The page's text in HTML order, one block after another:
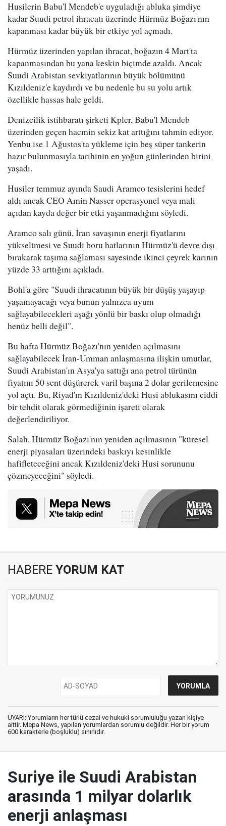
Husilerin Babu'l Mendeb'e uyguladığı abluka şimdiye
kadar Suudi petrol ihracatı üzerinde Hürmüz Boğazı'nın
kapanması kadar büyük bir etkiye yol açmadı.
Hürmüz üzerinden yapılan ihracat, boğazın 4 Mart'ta
kapanmasından bu yana keskin biçimde azaldı. Ancak
Suudi Arabistan sevkiyatlarının büyük bölümünü
Kızıldeniz'e kaydırdı ve bu nedenle bu su yolu artık
özellikle hassas hale geldi.
Denizcilik istihbaratı şirketi Kpler, Babu'l Mendeb
üzerinden geçen hacmin sekiz kat arttığını tahmin ediyor.
Yenbu ise 1 Ağustos'ta yükleme için beş süper tankerin
hazır bulunmasıyla tarihinin en yoğun günlerinden birini
yaşadı.
Husiler temmuz ayında Saudi Aramco tesislerini hedef
aldı ancak CEO Amin Nasser operasyonel veya mali
açıdan kayda değer bir etki yaşanmadığını söyledi.
Aramco salı günü, İran savaşının enerji fiyatlarını
yükseltmesi ve Suudi boru hatlarının Hürmüz'ü devre dışı
bırakarak taşıma sağlaması sayesinde ikinci çeyrek karının
yüzde 33 arttığını açıkladı.
Bohl'a göre "Suudi ihracatının büyük bir düşüş yaşayıp
yaşamayacağı veya bunun yalnızca uyum
sağlayabilecekleri aşağı yönlü bir baskı olup olmadığı
henüz belli değil".
Bu hafta Hürmüz Boğazı'nın yeniden açılmasını
sağlayabilecek İran-Umman anlaşmasına ilişkin umutlar,
Suudi Arabistan'ın Asya'ya sattığı ana petrol türünün
fiyatını 50 sent düşürerek varil başına 2 dolar gerilemesine
yol açtı. Bu, Riyad'ın Kızıldeniz'deki Husi ablukasını ciddi
bir tehdit olarak görmediğinin işareti olarak
değerlendiriliyor.
Salah, Hürmüz Boğazı'nın yeniden açılmasının "küresel
enerji piyasaları üzerindeki baskıyı kesinlikle
hafifleteceğini ancak Kızıldeniz'deki Husi sorununu
çözmeyeceğini" söyledi.
HABERE YORUM KAT
UYARI: Yorumların her türlü cezai ve hukuki sorumluluğu yazan kişiye
aittir. Mepa News, yapılan yorumlardan sorumlu değildir. Her bir yorum
600 karakterle (boşluklu) sınırlıdır.
Suriye ile Suudi Arabistan
arasında 1 milyar dolarlık
enerji anlaşması